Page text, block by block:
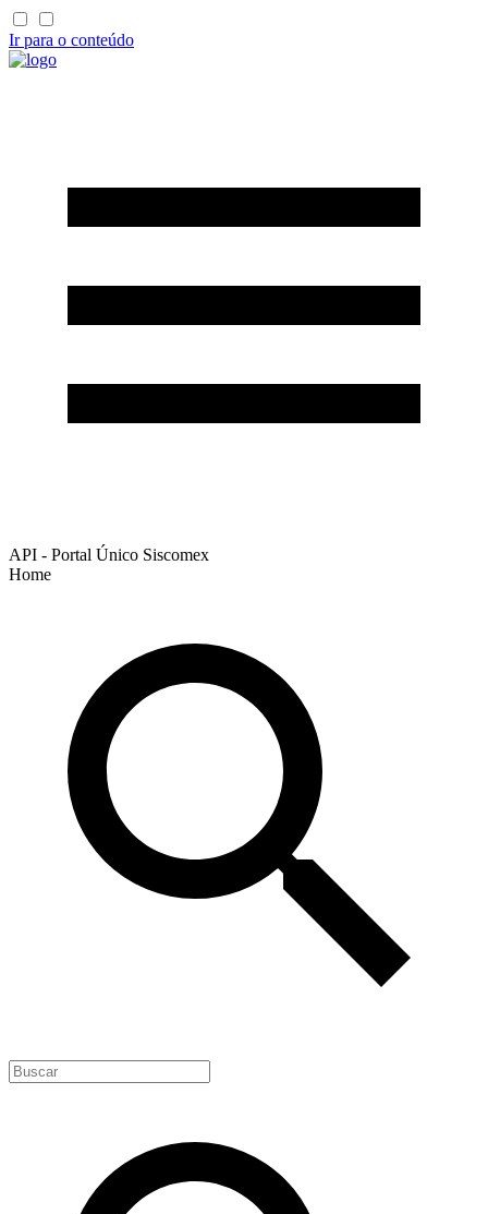
Ir para o conteúdo
API - Portal Único Siscomex
Home